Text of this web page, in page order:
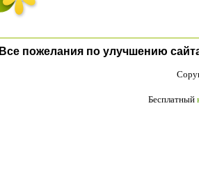
Все пожелания по улучшению
Бесплатный